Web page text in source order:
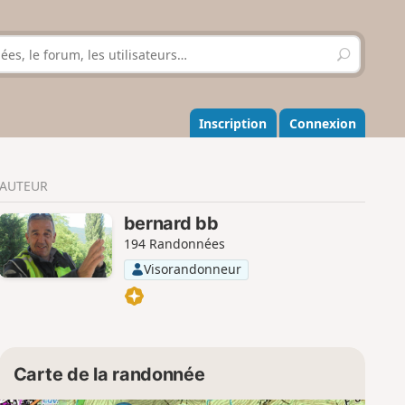
R
e
h
e
r
r
Inscription Connexion
AUTEUR
bernard bb
194 Randonnées
Visorandonneur
Carte de la randonnée